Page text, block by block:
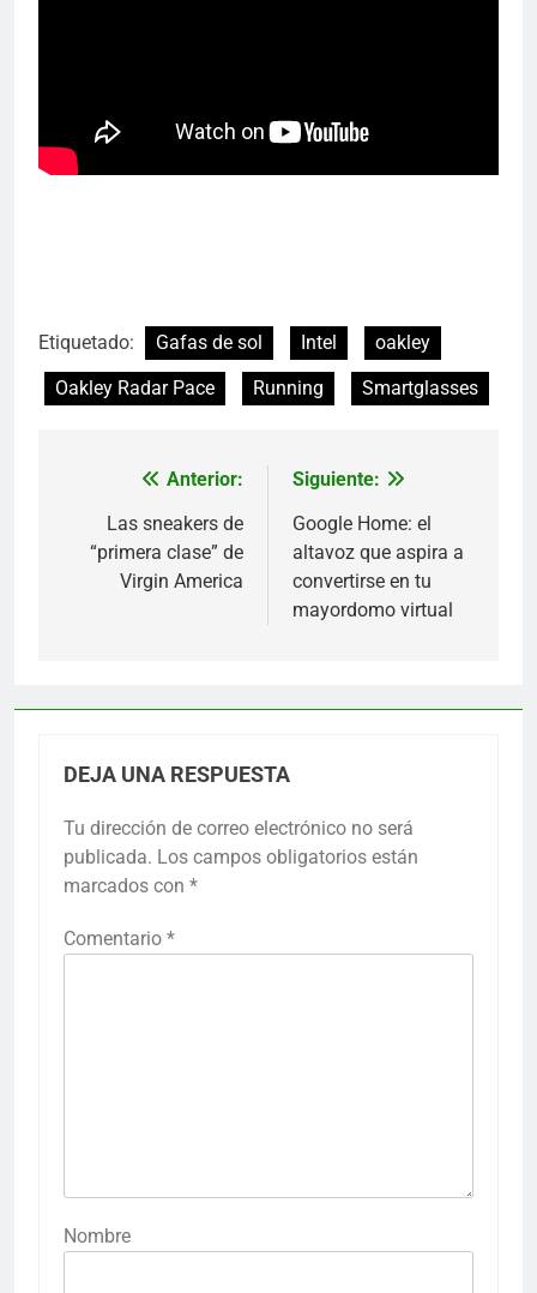
Etiquetado: Gafas de sol Intel
oakley
Oakley Radar Pace
Running Smartglasses
Navegación
entradas
Anterior:
Las sneakers de
“primera clase” de
Virgin America
Siguiente:
Google Home: el
altavoz que aspira a
convertirse en tu
mayordomo virtual
DEJA UNA RESPUESTA
Tu dirección de correo electrónico no será
publicada. Los campos obligatorios están
marcados con *
Comentario *
Nombre